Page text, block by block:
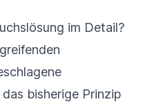
im Detail?
bisherige Prinzip